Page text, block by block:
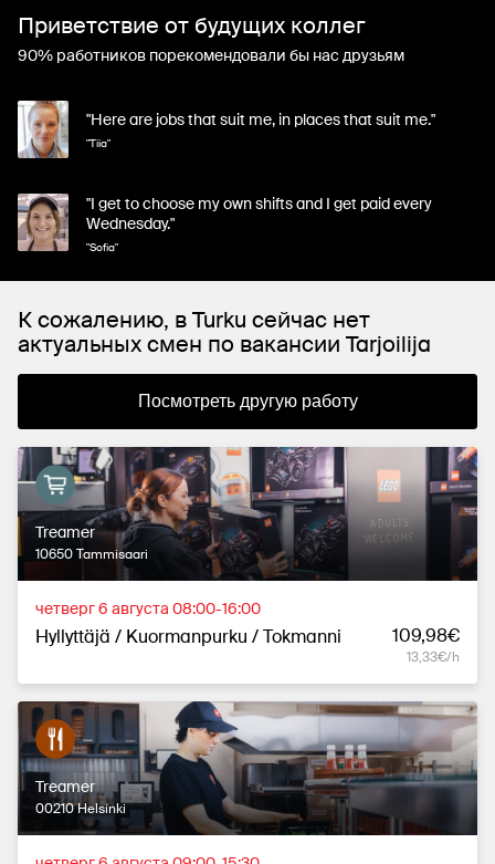
Приветствие от будущих коллег
90% работников порекомендовали бы нас друзьям
"Here are jobs that suit me, in places that suit me."
"Tiia"
"I get to choose my own shifts and I get paid every
Wednesday."
"Sofia"
К сожалению, в Turku сейчас нет
актуальных смен по вакансии Tarjoilija
Посмотреть другую работу
Treamer
10650 Tammisaari
четверг 6 августа 08:00-16:00
Hyllyttäjä / Kuormanpurku / Tokmanni 109,98€
13,33€/h
Treamer
00210 Helsinki